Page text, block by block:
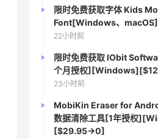
限时免费获取字体 Kids
Font[Windows、macOS]
22小时前
限时免费获取 IObit
个月授权
23小时前
MobiKin Eraser for
数据清除工具[1年授权
[$29.95→0]